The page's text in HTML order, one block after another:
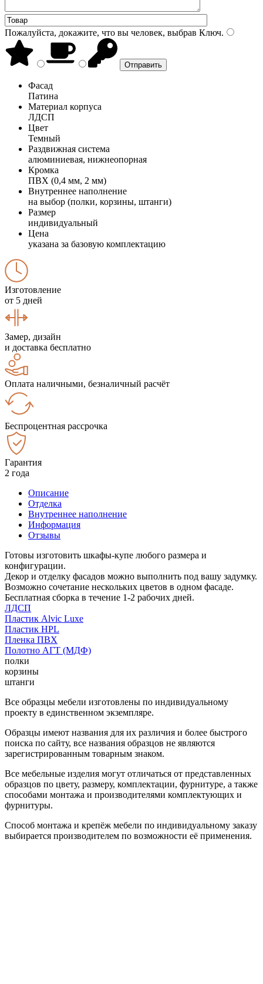
Пожалуйста, докажите, что вы человек, выбрав Ключ.
Фасад
Патина
Материал корпуса
ЛДСП
Цвет
Темный
Раздвижная система
алюминиевая, нижнеопорная
Кромка
ПВХ (0,4 мм, 2 мм)
Внутреннее наполнение
на выбор (полки, корзины, штанги)
Размер
индивидуальный
Цена
указана за базовую комплектацию
Изготовление
от 5 дней
Замер, дизайн
и доставка бесплатно
Оплата наличными, безналичный расчёт
Беспроцентная рассрочка
Гарантия
2 года
Описание
Отделка
Внутреннее наполнение
Информация
Отзывы
Готовы изготовить шкафы-купе любого размера и
конфигурации.
Декор и отделку фасадов можно выполнить под вашу задумку.
Возможно сочетание нескольких цветов в одном фасаде.
Бесплатная сборка в течение 1-2 рабочих дней.
ЛДСП
Пластик Alvic Luxe
Пластик HPL
Пленка ПВХ
Полотно АГТ (МДФ)
полки
корзины
штанги
Все образцы мебели изготовлены по индивидуальному
проекту в единственном экземпляре.
Образцы имеют названия для их различия и более быстрого
поиска по сайту, все названия образцов не являются
зарегистрированным товарным знаком.
Все мебельные изделия могут отличаться от представленных
образцов по цвету, размеру, комплектации, фурнитуре, а также
способами монтажа и производителями комплектующих и
фурнитуры.
Способ монтажа и крепёж мебели по индивидуальному заказу
выбирается производителем по возможности её применения.